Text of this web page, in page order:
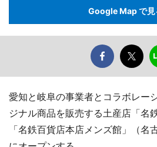
Google Map で見
愛知と岐阜の事業者とコラボレー
ジナル商品を販売する土産店「名
「名鉄百貨店本店メンズ館」（名